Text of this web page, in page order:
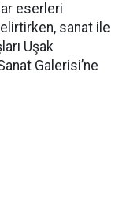
eserleri
sanat ile
Uşak
Galerisi’ne